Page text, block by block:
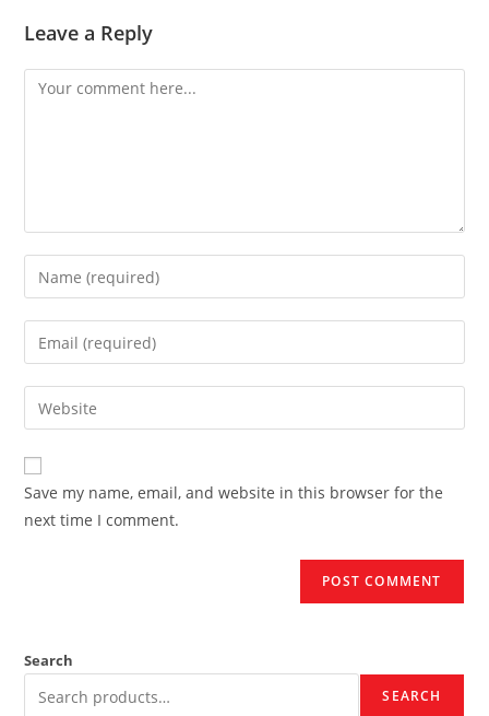
Leave a Reply
Comment
Enter
your
name
comment
Enter
your
email
address
comment
Enter
your
website
URL
(optional)
Save my name, email, and website in this browser for the
next time I comment.
Search
SEARCH